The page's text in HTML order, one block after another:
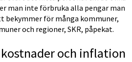
man inte förbruka alla pengar man
bekymmer för många kommuner,
och regioner, SKR, påpekat.
och inflation